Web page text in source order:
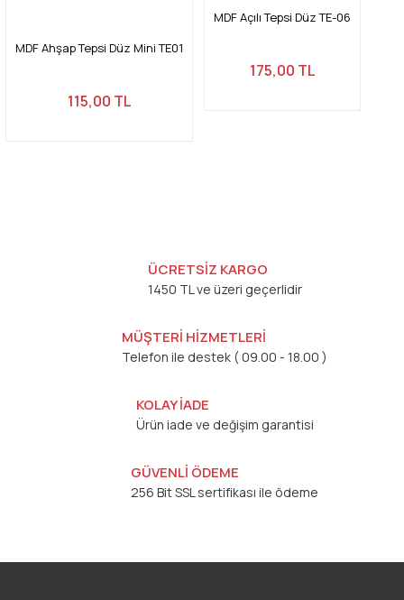
MDF Ahşap Tepsi Düz Mini TE01
115,00 TL
MDF Açılı Tepsi Düz TE-06
175,00 TL
ÜCRETSİZ KARGO
1450 TL ve üzeri geçerlidir
MÜŞTERİ HİZMETLERİ
Telefon ile destek ( 09.00 - 18.00 )
KOLAY İADE
Ürün iade ve değişim garantisi
GÜVENLİ ÖDEME
256 Bit SSL sertifikası ile ödeme